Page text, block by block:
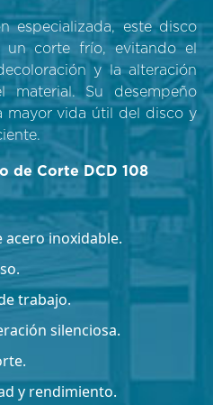
especializada, este disco
un corte frío, evitando el
y la alteración
material. Su desempeño
mayor vida útil del disco y
de Corte DCD 108
acero inoxidable.
trabajo.
silenciosa.
y rendimiento.